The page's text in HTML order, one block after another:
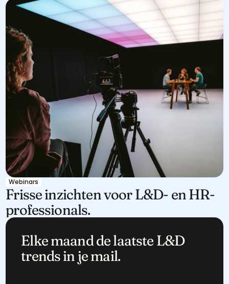
Webinars
Frisse inzichten voor L&D- en HR-
professionals.
Elke maand de laatste L&D
trends in je mail.